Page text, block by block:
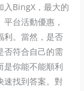
入BingX，最大的
台活動優惠，
利。當然，是否
否符合自己的需
是你能不能順利
速找到答案。對